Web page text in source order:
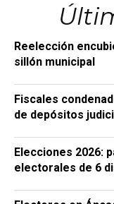
Reelección
sillón municipal
Fiscales
de depósitos
Elecciones 2026:
electorales de 6